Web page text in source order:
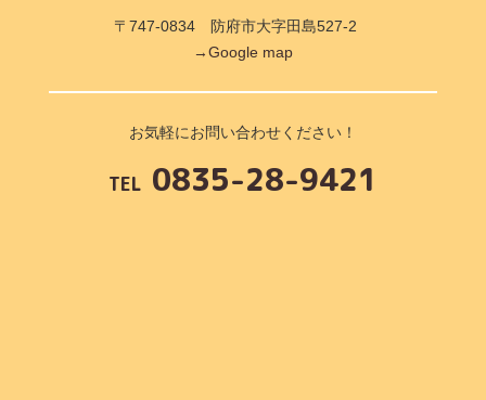
〒747-0834 防府市大字田島527-2
→Google map
お気軽にお問い合わせください！
TEL 0835-28-9421